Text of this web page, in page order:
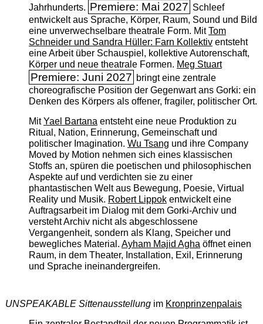
Jahrhunderts. Premiere: Mai 2027 Schleef
entwickelt aus Sprache, Körper, Raum, Sound und Bild
eine unverwechselbare theatrale Form. MitTom
Schneider und Sandra Hüller: Farn Kollektiventsteht
eine Arbeit über Schauspiel, kollektive Autorenschaft,
Körper und neue theatrale Formen. Meg Stuart
Premiere: Juni 2027 bringt eine zentrale
choreografische Position der Gegenwart ans Gorki: ein
Denken des Körpers als offener, fragiler, politischer Ort.
MitYael Bartanaentsteht eine neue Produktion zu
Ritual, Nation, Erinnerung, Gemeinschaft und
politischer Imagination. Wu Tsang und ihre Company
Moved by Motion nehmen sich eines klassischen
Stoffs an, spüren die poetischen und philosophischen
Aspekte auf und verdichten sie zu einer
phantastischen Welt aus Bewegung, Poesie, Virtual
Reality und Musik. Robert Lippokentwickelt eine
Auftragsarbeit im Dialog mit dem Gorki-Archiv und
versteht Archiv nicht als abgeschlossene
Vergangenheit, sondern als Klang, Speicher und
bewegliches Material. Ayham Majid Aghaöffnet einen
Raum, in dem Theater, Installation, Exil, Erinnerung
und Sprache ineinandergreifen.
UNSPEAKABLE Sittenausstellungim Kronprinzenpalais